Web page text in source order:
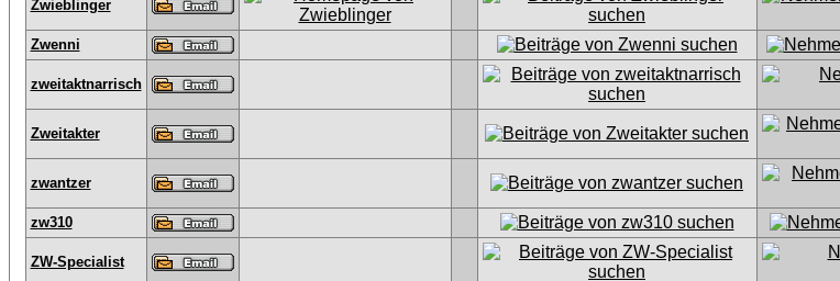
Zwieblinger
Zwenni
zweitaktnarrisch
Zweitakter
zwantzer
zw310
ZW-Specialist